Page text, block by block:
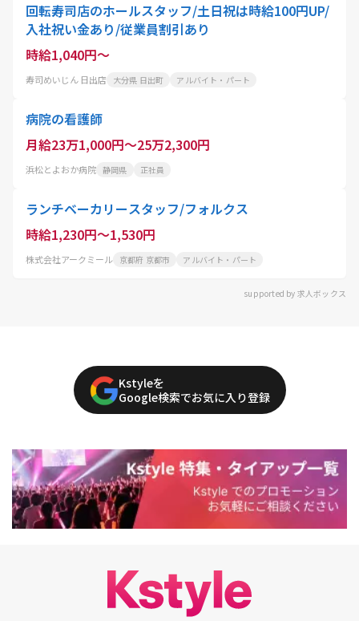
回転寿司店のホールスタッフ/土日祝は時給100円UP/
入社祝い金あり/従業員割引あり
時給1,040円～
寿司めいじん 日出店 大分県 日出町 アルバイト・パート
病院の看護師
月給23万1,000円～25万2,300円
浜松とよおか病院 静岡県 正社員
ランチベーカリースタッフ/フォルクス
時給1,230円～1,530円
株式会社アークミール 京都府 京都市 アルバイト・パート
supported by 求人ボックス
Kstyleを
Google検索でお気に入り登録